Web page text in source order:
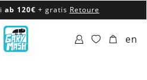
ab 120€ + gratis Retoure
produziertes Sortiment
ab 120€
en